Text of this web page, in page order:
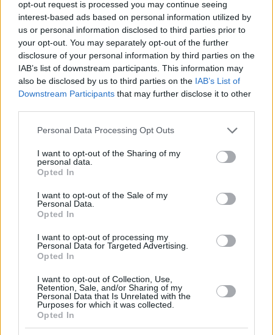
opt-out request is processed you may continue seeing
interest-based ads based on personal information utilized by
us or personal information disclosed to third parties prior to
your opt-out. You may separately opt-out of the further
disclosure of your personal information by third parties on the
IAB’s list of downstream participants. This information may
also be disclosed by us to third parties on the IAB’s List of
Downstream Participants that may further disclose it to other
Please note that this website/app uses one or more Google
not limited to your visit or usage behaviour. You may click to
grant or deny consent to Google and its third-party tags to
use your data for below specified purposes in below Google
consent section.
Personal Data Processing Opt Outs
I want to opt-out of the Sharing of my
personal data.
Opted In
I want to opt-out of the Sale of my
Personal Data.
Opted In
I want to opt-out of processing my
Personal Data for Targeted Advertising.
Opted In
I want to opt-out of Collection, Use,
Retention, Sale, and/or Sharing of my
Personal Data that Is Unrelated with the
Purposes for which it was collected.
Opted In
En definitiva, su presencia constituye un vínculo importante
con la visión a largo plazo del club. El objetivo final sigue
siendo posicionar a esta franquicia para obtener una plaza
permanente en la nueva liga europea, conocida como NBA
Europa.